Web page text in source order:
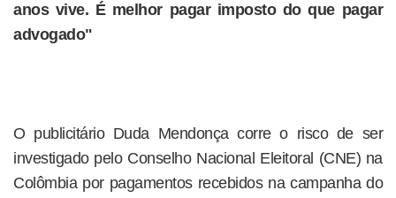
anos vive. É melhor pagar imposto do que pagar
advogado"
O publicitário Duda Mendonça corre o risco de ser
investigado pelo Conselho Nacional Eleitoral (CNE) na
Colômbia por pagamentos recebidos na campanha do